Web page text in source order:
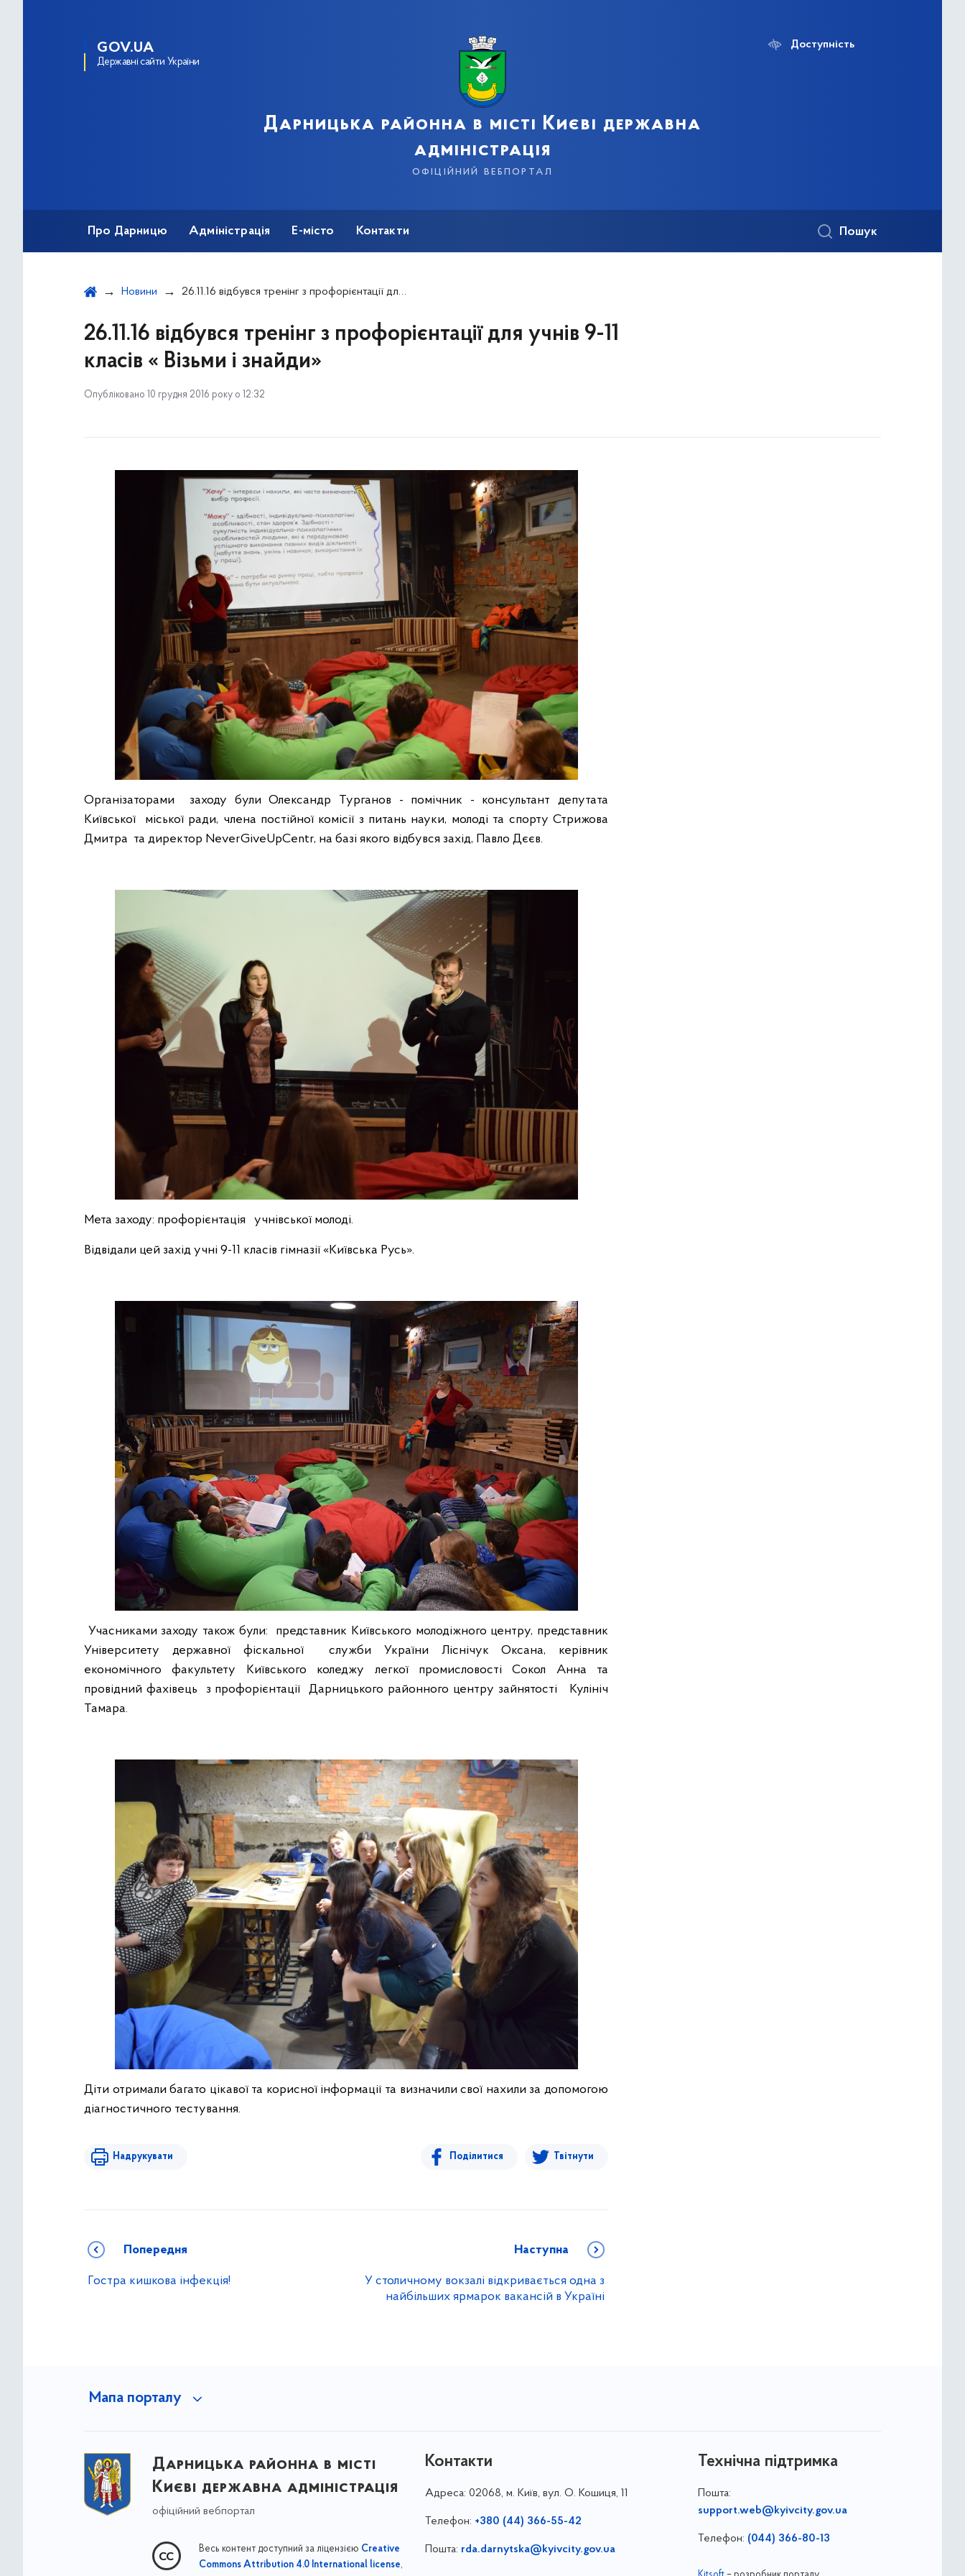
GOV.UA
Державні сайти України
Дарницька районна в місті Києві державна
адміністрація
офіційний вебпортал
Доступність
Про Дарницю Адміністрація Е-місто Контакти Пошук
Новини 26.11.16 відбувся тренінг з профорієнтації для учнів 9-11 класів « Візьми і знайди»
26.11.16 відбувся тренінг з профорієнтації для учнів 9-11
класів « Візьми і знайди»
Опубліковано 10 грудня 2016 року о 12:32
Організаторами заходу були Олександр Турганов - помічник - консультант депутата
Київської міської ради, члена постійної комісії з питань науки, молоді та спорту Стрижова
Дмитра та директор NeverGiveUpCentr, на базі якого відбувся захід, Павло Дєєв.
Мета заходу: профорієнтація учнівської молоді.
Відвідали цей захід учні 9-11 класів гімназії «Київська Русь».
Учасниками заходу також були: представник Київського молодіжного центру, представник
Університету державної фіскальної служби України Ліснічук Оксана, керівник
економічного факультету Київського коледжу легкої промисловості Сокол Анна та
провідний фахівець з профорієнтації Дарницького районного центру зайнятості Кулініч
Тамара.
Діти отримали багато цікавої та корисної інформації та визначили свої нахили за допомогою
діагностичного тестування.
Надрукувати Поділитися Твітнути
Попередня
Гостра кишкова інфекція!
Наступна
У столичному вокзалі відкривається одна з
найбільших ярмарок вакансій в Україні
Мапа порталу
Дарницька районна в місті
Києві державна адміністрація
офіційний вебпортал
Весь контент доступний за ліцензією Creative
Commons Attribution 4.0 International license,
Контакти
Адреса: 02068, м. Київ, вул. О. Кошиця, 11
Телефон: +380 (44) 366-55-42
Пошта: rda.darnytska@kyivcity.gov.ua
Технічна підтримка
Пошта:
support.web@kyivcity.gov.ua
Телефон: (044) 366-80-13